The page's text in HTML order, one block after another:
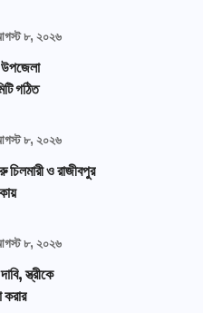
৮, ২০২৬
উপজেলা
গঠিত
৮, ২০২৬
ও রাজীবপুর
৮, ২০২৬
স্ত্রীকে